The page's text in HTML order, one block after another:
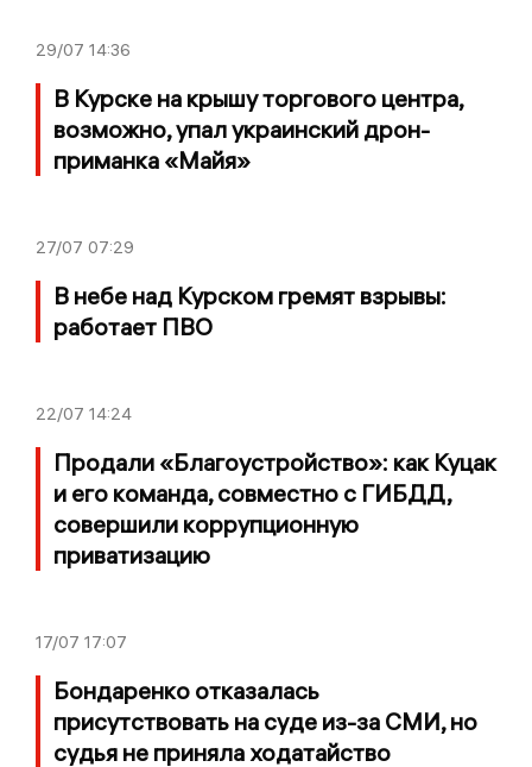
29/07 14:36
В Курске на крышу торгового центра,
возможно, упал украинский дрон-
приманка «Майя»
27/07 07:29
В небе над Курском гремят взрывы:
работает ПВО
22/07 14:24
Продали «Благоустройство»: как Куцак
и его команда, совместно с ГИБДД,
совершили коррупционную
приватизацию
17/07 17:07
Бондаренко отказалась
присутствовать на суде из-за СМИ, но
судья не приняла ходатайство